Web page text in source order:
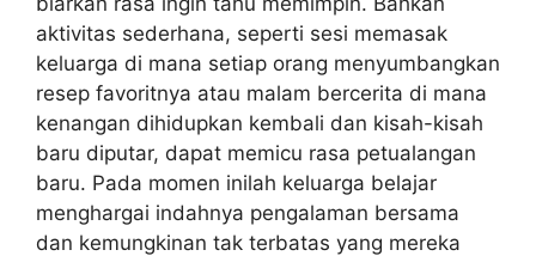
aktivitas sederhana, seperti sesi memasak
keluarga di mana setiap orang menyumbangkan
resep favoritnya atau malam bercerita di mana
kenangan dihidupkan kembali dan kisah-kisah
baru diputar, dapat memicu rasa petualangan
baru. Pada momen inilah keluarga belajar
menghargai indahnya pengalaman bersama
dan kemungkinan tak terbatas yang mereka